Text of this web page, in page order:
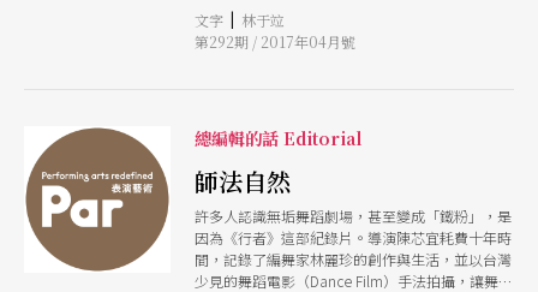
殿，藉由剝除世俗的假面，對於自身靈魂的深處進
行探索。這正是《潮》這個舞作當中，吳明璟的獨
文字 | 林于竝
第292期 / 2017年04月號
總編輯的話 Editorial
師法自然
許多人認識無垢舞蹈劇場，甚至變成「鐵粉」，是
因為《行者》這部紀錄片。導演陳芯宜耗費十年時
間，記錄了編舞家林麗珍的創作與生活，並以台灣
少見的舞蹈電影（Dance Film）手法拍攝，讓舞蹈